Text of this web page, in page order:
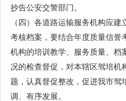
抄告公安交警部门。
（四）各道路运输服务机构应
考核档案，要结合年度质量信誉
机构的培训教学、服务质量、档
况的检查督促，对本辖区驾培机
题，认真督促整改，促进我市驾
调、有序发展。